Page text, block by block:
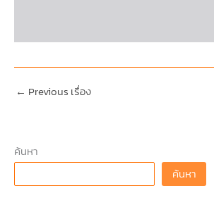
← Previous เรื่อง
ค้นหา
ค้นหา